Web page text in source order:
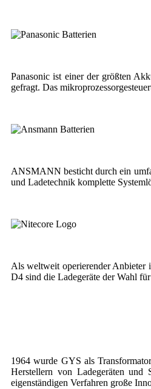
Panasonic ist einer der größten
gefragt. Das
ANSMANN besticht durch ein
und Ladetechnik komplette
Als weltweit operierender
D4 sind die Ladegeräte der Wahl
1964 wurde GYS als
Herstellern von Ladegeräten
eigenständigen Verfahren große